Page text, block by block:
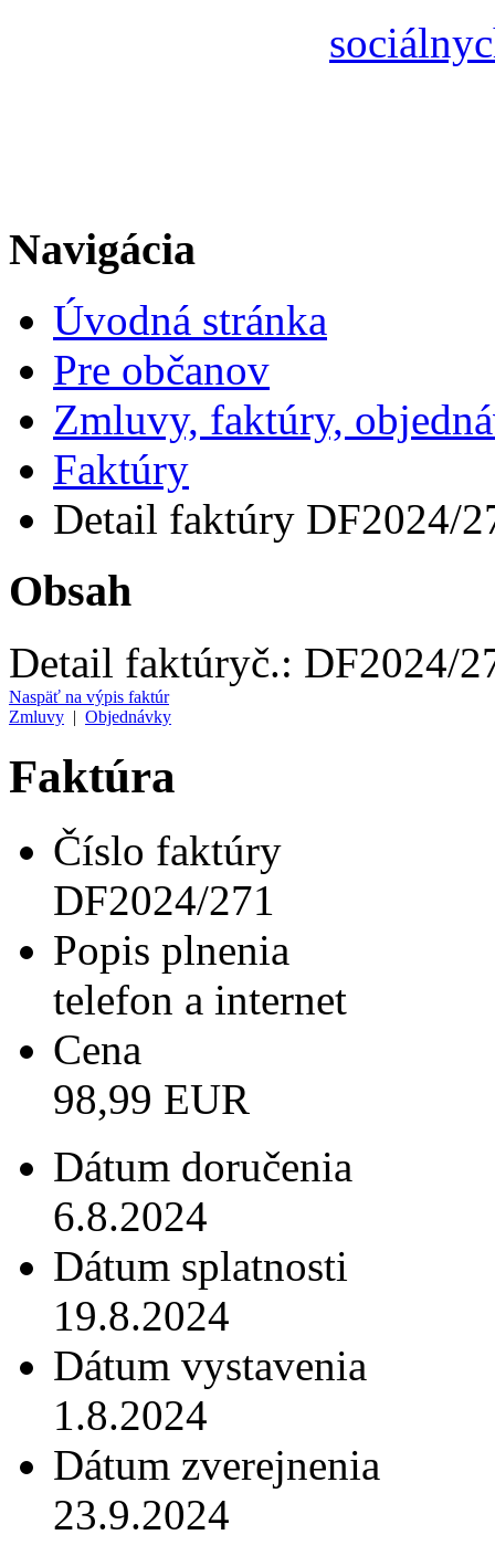
Navigácia
Úvodná stránka
Pre občanov
Zmluvy, faktúry,
Faktúry
Detail faktúry DF2024/
Obsah
Detail faktúryč.: DF2024/
Naspäť na výpis faktúr
Zmluvy | Objednávky
Faktúra
Číslo faktúry
DF2024/271
Popis plnenia
telefon a internet
Cena
98,99 EUR
Dátum doručenia
6.8.2024
Dátum splatnosti
19.8.2024
Dátum vystavenia
1.8.2024
Dátum zverejnenia
23.9.2024